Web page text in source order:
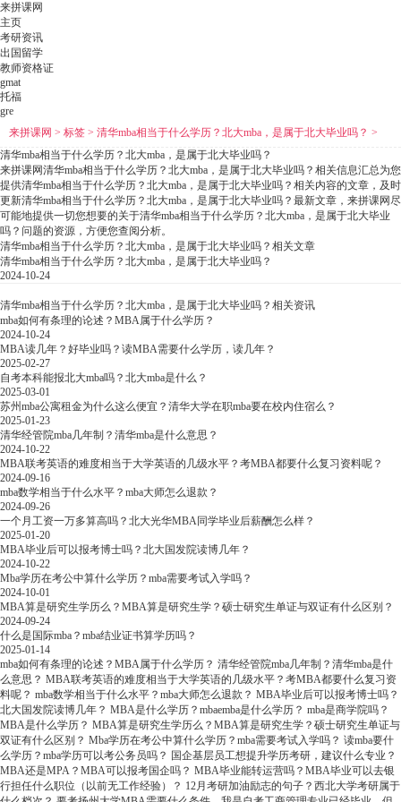
来拼课网
主页
考研资讯
出国留学
教师资格证
gmat
托福
gre
来拼课网 > 标签 > 清华mba相当于什么学历？北大mba，是属于北大毕业吗？ >
清华mba相当于什么学历？北大mba，是属于北大毕业吗？
来拼课网清华mba相当于什么学历？北大mba，是属于北大毕业吗？相关信息汇总为您
提供清华mba相当于什么学历？北大mba，是属于北大毕业吗？相关内容的文章，及时
更新清华mba相当于什么学历？北大mba，是属于北大毕业吗？最新文章，来拼课网尽
可能地提供一切您想要的关于清华mba相当于什么学历？北大mba，是属于北大毕业
吗？问题的资源，方便您查阅分析。
清华mba相当于什么学历？北大mba，是属于北大毕业吗？相关文章
清华mba相当于什么学历？北大mba，是属于北大毕业吗？
2024-10-24
清华mba相当于什么学历？北大mba，是属于北大毕业吗？相关资讯
mba如何有条理的论述？MBA属于什么学历？
2024-10-24
MBA读几年？好毕业吗？读MBA需要什么学历，读几年？
2025-02-27
自考本科能报北大mba吗？北大mba是什么？
2025-03-01
苏州mba公寓租金为什么这么便宜？清华大学在职mba要在校内住宿么？
2025-01-23
清华经管院mba几年制？清华mba是什么意思？
2024-10-22
MBA联考英语的难度相当于大学英语的几级水平？考MBA都要什么复习资料呢？
2024-09-16
mba数学相当于什么水平？mba大师怎么退款？
2024-09-26
一个月工资一万多算高吗？北大光华MBA同学毕业后薪酬怎么样？
2025-01-20
MBA毕业后可以报考博士吗？北大国发院读博几年？
2024-10-22
Mba学历在考公中算什么学历？mba需要考试入学吗？
2024-10-01
MBA算是研究生学历么？MBA算是研究生学？硕士研究生单证与双证有什么区别？
2024-09-24
什么是国际mba？mba结业证书算学历吗？
2025-01-14
mba如何有条理的论述？MBA属于什么学历？ 清华经管院mba几年制？清华mba是什
么意思？ MBA联考英语的难度相当于大学英语的几级水平？考MBA都要什么复习资
料呢？ mba数学相当于什么水平？mba大师怎么退款？ MBA毕业后可以报考博士吗？
北大国发院读博几年？ MBA是什么学历？mbaemba是什么学历？ mba是商学院吗？
MBA是什么学历？ MBA算是研究生学历么？MBA算是研究生学？硕士研究生单证与
双证有什么区别？ Mba学历在考公中算什么学历？mba需要考试入学吗？ 读mba要什
么学历？mba学历可以考公务员吗？ 国企基层员工想提升学历考研，建议什么专业？
MBA还是MPA？MBA可以报考国企吗？ MBA毕业能转运营吗？MBA毕业可以去银
行担任什么职位（以前无工作经验）？ 12月考研加油励志的句子？西北大学考研属于